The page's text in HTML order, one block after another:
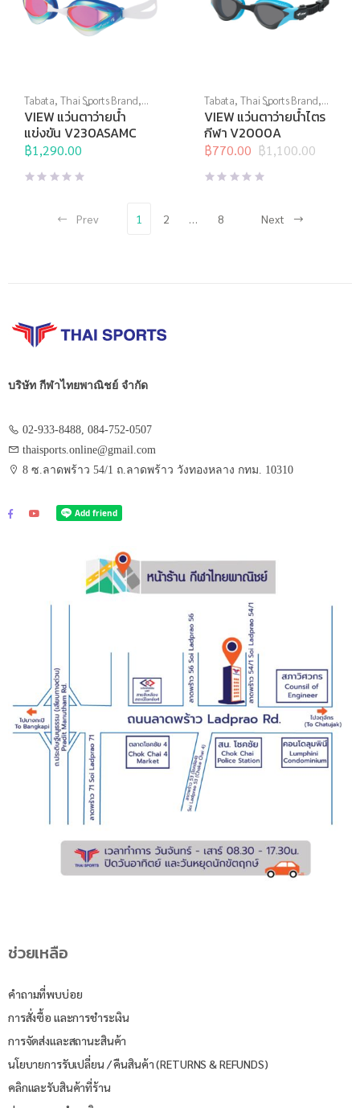
Tabata, Thai Sports Brand,
View,กีฬาทางน้ำ,แว่นตาว่าย
น้ำ,แว่นตาว่ายน้ำแข่งขัน
VIEW แว่นตาว่ายน้ำ
แข่งขัน V230ASAMC
฿1,290.00
Tabata, Thai Sports Brand,
View,กีฬาทางน้ำ,แว่นตาว่าย
น้ำ,แว่นตาว่ายน้ำแข่งขัน
VIEW แว่นตาว่ายน้ำไตร
กีฬา V2000A
฿1,100.00
Original
price
was:
฿770.00
Current
price
is:
Prev
1 2 … 8 Next
บริษัท กีฬาไทยพาณิชย์ จำกัด
02-933-8488, 084-752-0507
thaisports.online@gmail.com
8 ซ.ลาดพร้าว 54/1 ถ.ลาดพร้าว วังทองหลาง กทม. 10310
ช่วยเหลือ
คำถามที่พบบ่อย
การสั่งซื้อ และการชำระเงิน
การจัดส่งและสถานะสินค้า
นโยบายการรับเปลี่ยน / คืนสินค้า (RETURNS & REFUNDS)
คลิกและรับสินค้าที่ร้าน